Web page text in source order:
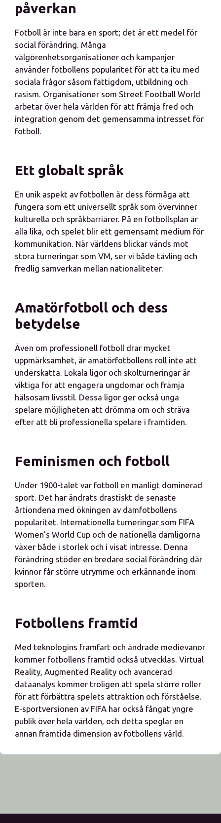
påverkan
Fotboll är inte bara en sport; det är ett medel för
social förändring. Många
välgörenhetsorganisationer och kampanjer
använder fotbollens popularitet för att ta itu med
sociala frågor såsom fattigdom, utbildning och
rasism. Organisationer som Street Football World
arbetar över hela världen för att främja fred och
integration genom det gemensamma intresset för
fotboll.
Ett globalt språk
En unik aspekt av fotbollen är dess förmåga att
fungera som ett universellt språk som övervinner
kulturella och språkbarriärer. På en fotbollsplan är
alla lika, och spelet blir ett gemensamt medium för
kommunikation. När världens blickar vänds mot
stora turneringar som VM, ser vi både tävling och
fredlig samverkan mellan nationaliteter.
Amatörfotboll och dess
betydelse
Även om professionell fotboll drar mycket
uppmärksamhet, är amatörfotbollens roll inte att
underskatta. Lokala ligor och skolturneringar är
viktiga för att engagera ungdomar och främja
hälsosam livsstil. Dessa ligor ger också unga
spelare möjligheten att drömma om och sträva
efter att bli professionella spelare i framtiden.
Feminismen och fotboll
Under 1900-talet var fotboll en manligt dominerad
sport. Det har ändrats drastiskt de senaste
årtiondena med ökningen av damfotbollens
popularitet. Internationella turneringar som FIFA
Women’s World Cup och de nationella damligorna
växer både i storlek och i visat intresse. Denna
förändring stöder en bredare social förändring där
kvinnor får större utrymme och erkännande inom
sporten.
Fotbollens framtid
Med teknologins framfart och ändrade medievanor
kommer fotbollens framtid också utvecklas. Virtual
Reality, Augmented Reality och avancerad
dataanalys kommer troligen att spela större roller
för att förbättra spelets attraktion och förståelse.
E-sportversionen av FIFA har också fångat yngre
publik över hela världen, och detta speglar en
annan framtida dimension av fotbollens värld.